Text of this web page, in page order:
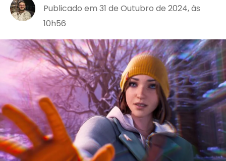
Publicado em 31 de Outubro de 2024, às
10h56